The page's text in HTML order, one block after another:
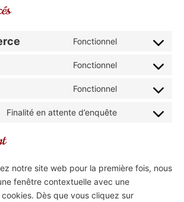
Fonctionnel Consent to
Fonctionnel Consent to
Fonctionnel Consent to
Finalité en attente d’enquête Consent to
notre site web pour la première fois, nous
fenêtre contextuelle avec une
Dès que vous cliquez sur